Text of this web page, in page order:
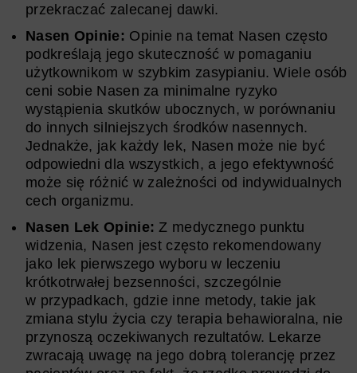
przekraczać zalecanej dawki.
Nasen Opinie: Opinie na temat Nasen często
podkreślają jego skuteczność w pomaganiu
użytkownikom w szybkim zasypianiu. Wiele osób
ceni sobie Nasen za minimalne ryzyko
wystąpienia skutków ubocznych, w porównaniu
do innych silniejszych środków nasennych.
Jednakże, jak każdy lek, Nasen może nie być
odpowiedni dla wszystkich, a jego efektywność
może się różnić w zależności od indywidualnych
cech organizmu.
Nasen Lek Opinie: Z medycznego punktu
widzenia, Nasen jest często rekomendowany
jako lek pierwszego wyboru w leczeniu
krótkotrwałej bezsenności, szczególnie
w przypadkach, gdzie inne metody, takie jak
zmiana stylu życia czy terapia behawioralna, nie
przynoszą oczekiwanych rezultatów. Lekarze
zwracają uwagę na jego dobrą tolerancję przez